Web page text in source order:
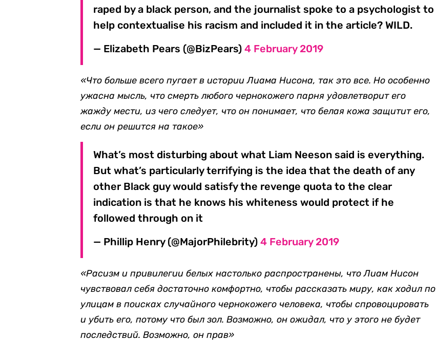
raped by a black person, and the journalist spoke to a psychologist to
help contextualise his racism and included it in the article? WILD.
— Elizabeth Pears (@BizPears)4 February 2019
«Что больше всего пугает в истории Лиама Нисона, так это все. Но особенно
ужасна мысль, что смерть любого чернокожего парня удовлетворит его
жажду мести, из чего следует, что он понимает, что белая кожа защитит его,
если он решится на такое»
What’s most disturbing about what Liam Neeson said is everything.
But what’s particularly terrifying is the idea that the death of any
other Black guy would satisfy the revenge quota to the clear
indication is that he knows his whiteness would protect if he
followed through on it
— Phillip Henry (@MajorPhilebrity)4 February 2019
«Расизм и привилегии белых настолько распространены, что Лиам Нисон
чувствовал себя достаточно комфортно, чтобы рассказать миру, как ходил по
улицам в поисках случайного чернокожего человека, чтобы спровоцировать
и убить его, потому что был зол. Возможно, он ожидал, что у этого не будет
последствий. Возможно, он прав»